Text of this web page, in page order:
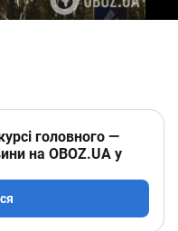
головного —
на OBOZ.UA у